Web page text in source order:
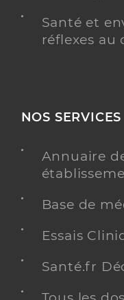
Santé et
réflexes au
NOS SERVICES
Annuaire
Base de
Essais
Santé.fr